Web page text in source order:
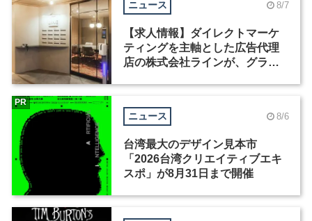
ニュース 8/7
【求人情報】ダイレクトマーケ
ティングを主軸とした広告代理
店の株式会社ラインが、グラフ
ニュース 8/6
台湾最大のデザイン見本市
「2026台湾クリエイティブエキ
スポ」が8月31日まで開催
PR